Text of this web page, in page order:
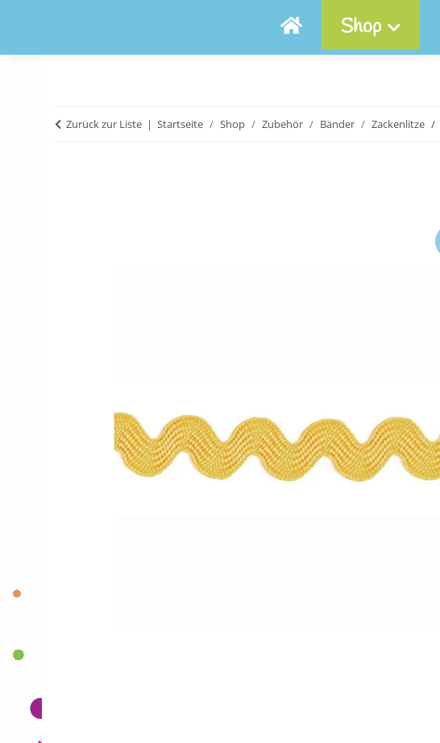
Shop
Zurück zur Liste Startseite Shop Zubehör Bänder Zackenlitze